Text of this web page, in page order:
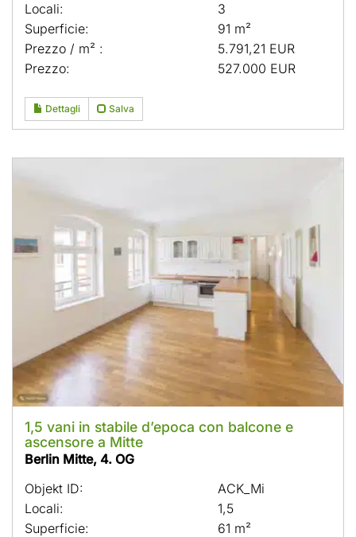
Locali:
3
Superficie:
91 m²
Prezzo / m² :
5.791,21 EUR
Prezzo:
527.000 EUR
Dettagli Salva
1,5 vani in stabile d’epoca con balcone e
ascensore a Mitte
Berlin Mitte, 4. OG
Objekt ID:
ACK_Mi
Locali:
1,5
Superficie:
61 m²